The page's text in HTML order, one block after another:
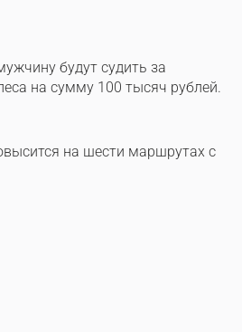
будут судить за
на сумму 100 тысяч рублей.
на шести маршрутах с